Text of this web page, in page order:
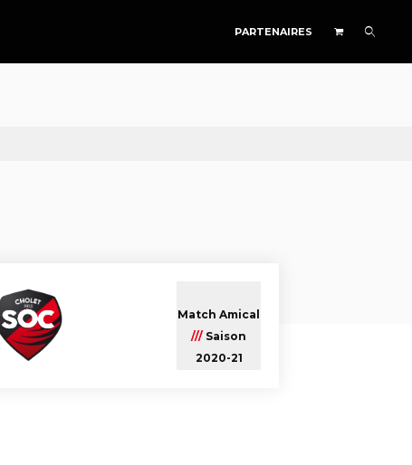
PARTENAIRES
Match Amical
/// Saison
2020-21